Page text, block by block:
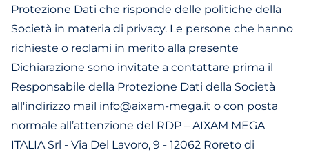
Protezione Dati che risponde delle politiche della
Società in materia di privacy. Le persone che hanno
richieste o reclami in merito alla presente
Dichiarazione sono invitate a contattare prima il
Responsabile della Protezione Dati della Società
all'indirizzo mail info@aixam-mega.it o con posta
normale all’attenzione del RDP – AIXAM MEGA
ITALIA Srl - Via Del Lavoro, 9 - 12062 Roreto di